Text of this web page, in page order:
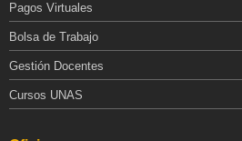
Pagos Virtuales
Bolsa de Trabajo
Gestión Docentes
Cursos UNAS